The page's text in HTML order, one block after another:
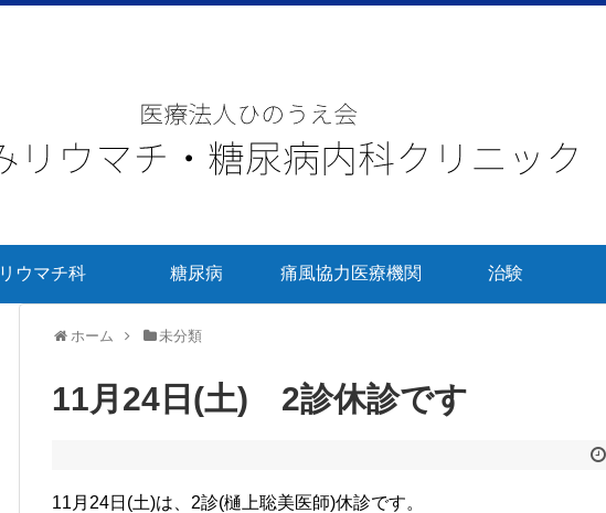
リウマチ科 糖尿病 痛風協力医療機関 治験
ホーム 未分類
11月24日(土) 2診休診です
11月24日(土)は、2診(樋上聡美医師)休診です。